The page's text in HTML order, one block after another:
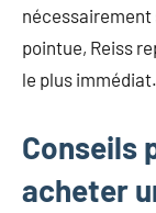
nécessairement
pointue, Reiss
le plus immédiat.
Conseils
acheter